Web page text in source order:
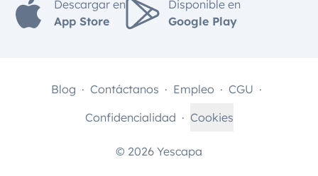
Descargar en
App Store
Disponible en
Google Play
© 2026 Yescapa
Blog Contáctanos Empleo
CGU
Confidencialidad
Cookies